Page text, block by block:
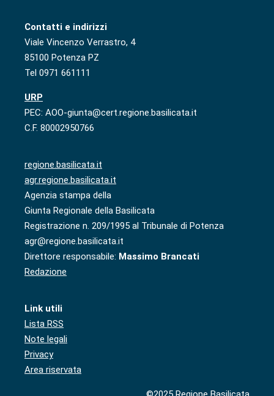
Contatti e indirizzi
Viale Vincenzo Verrastro, 4
85100 Potenza PZ
Tel 0971 661111
URP
PEC: AOO-giunta@cert.regione.basilicata.it
C.F. 80002950766
regione.basilicata.it
agr.regione.basilicata.it
Agenzia stampa della
Giunta Regionale della Basilicata
Registrazione n. 209/1995 al Tribunale di Potenza
agr@regione.basilicata.it
Direttore responsabile: Massimo Brancati
Redazione
Link utili
Lista RSS
Note legali
Privacy
Area riservata